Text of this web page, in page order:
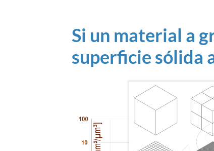
Si un material a
superficie sólida